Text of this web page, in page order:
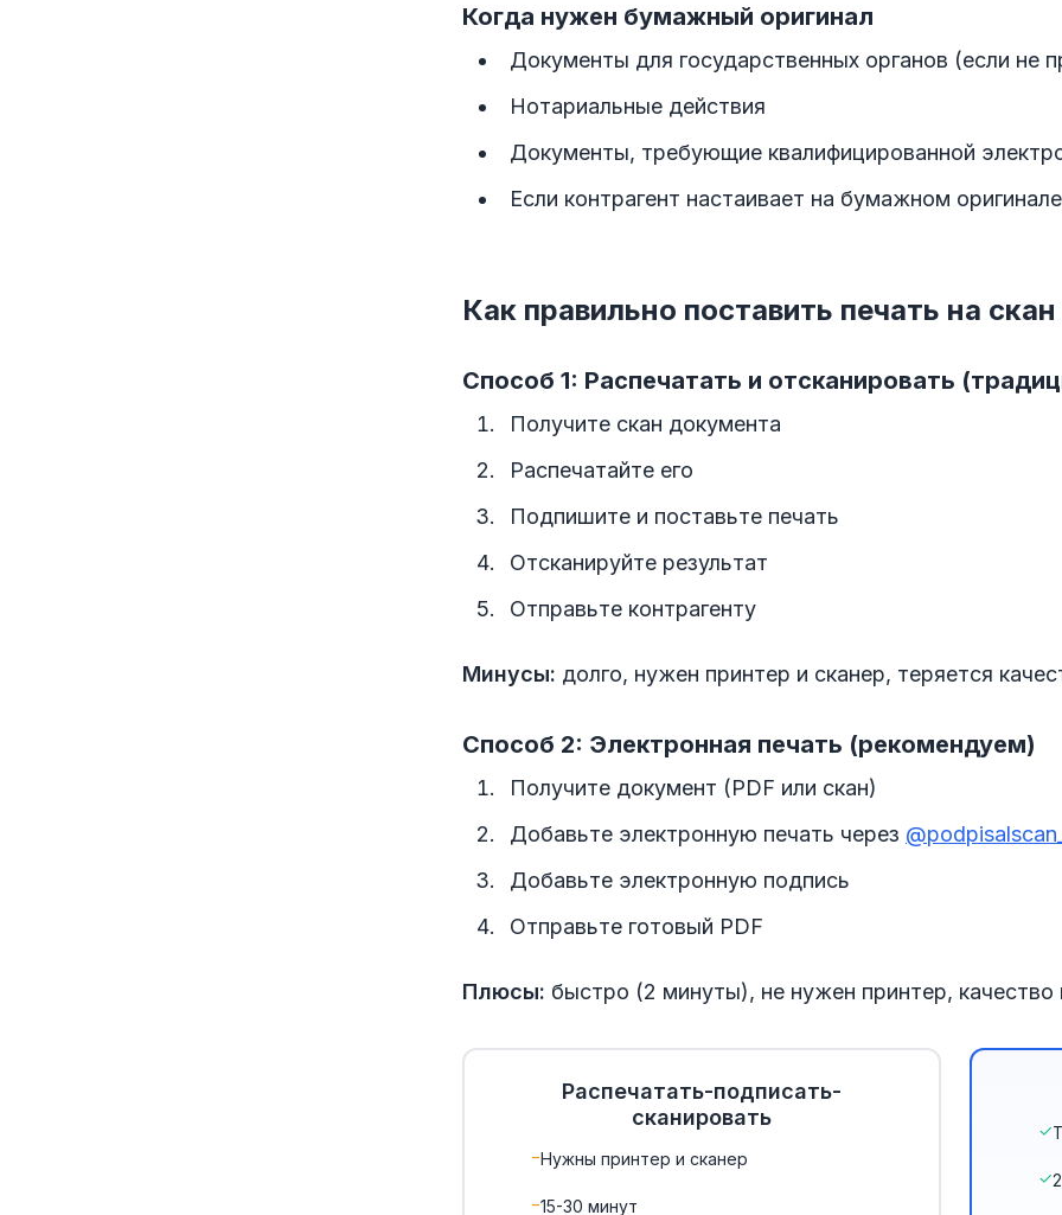
Когда нужен бумажный оригинал
Документы для государственных органов (если не
Нотариальные действия
Документы, требующие квалифицированной
Если контрагент настаивает на бумажном оригинале
Как правильно поставить печать на скан
Способ 1: Распечатать и отсканировать
Получите скан документа
Распечатайте его
Подпишите и поставьте печать
Отсканируйте результат
Отправьте контрагенту
Минусы: долго, нужен принтер и сканер, теряется
Способ 2: Электронная печать (рекомендуем)
Получите документ (PDF или скан)
Добавьте электронную печать через
Добавьте электронную подпись
Отправьте готовый PDF
Плюсы: быстро (2 минуты), не нужен принтер, качество
Распечатать-подписать-
сканировать
Нужны принтер и сканер
15-30 минут